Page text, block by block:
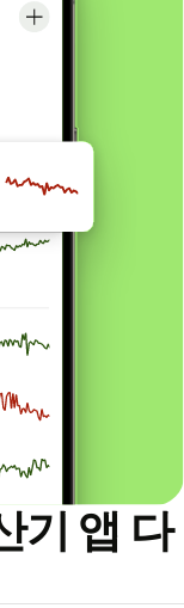
기 앱 다